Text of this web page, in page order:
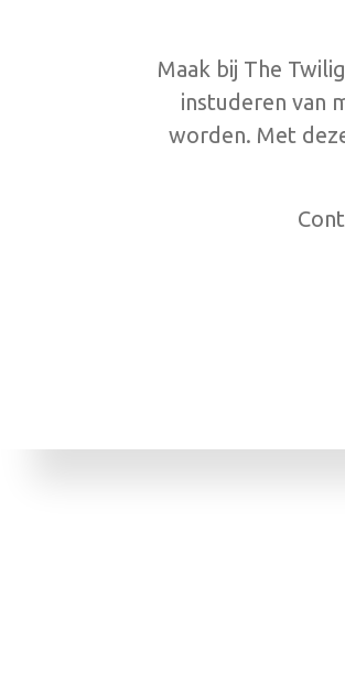
Maak bij The
instuderen van
worden. Met